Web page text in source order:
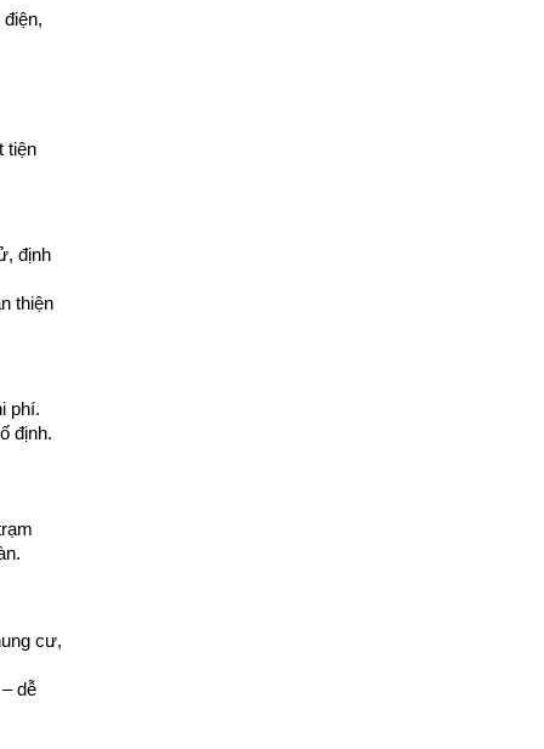
tiện
định
thiện
phí.
định.
cư,
dễ